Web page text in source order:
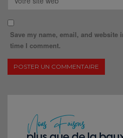
Save my name, email, and website
time I comment.